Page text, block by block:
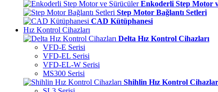
Enkoderli Step Motor
Step Motor Bağlantı Setleri
CAD Kütüphanesi
Hız Kontrol Cihazları
Delta Hız Kontrol Cihazları
VFD-E Serisi
VFD-EL Serisi
VFD-EL-W Serisi
MS300 Serisi
Shihlin Hız Kontrol